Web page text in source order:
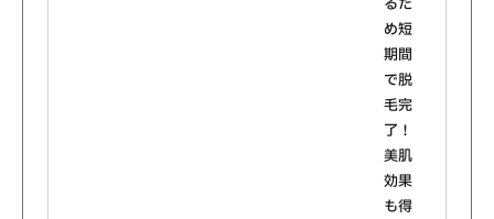
め短
期間
で脱
毛完
了！
美肌
効果
も得